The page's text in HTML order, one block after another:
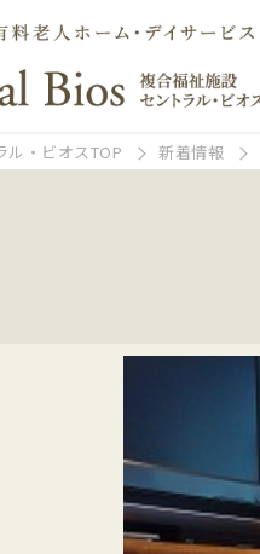
ル・ビオスTOP 新着情報